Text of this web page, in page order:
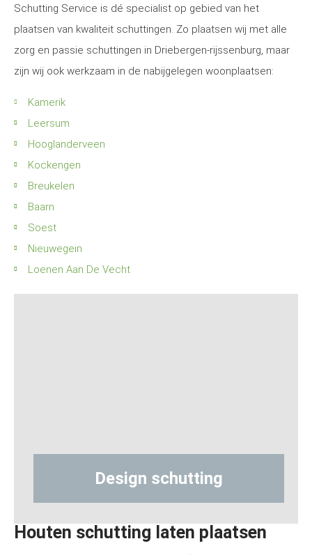
Schutting Service is dé specialist op gebied van het
plaatsen van kwaliteit schuttingen. Zo plaatsen wij met alle
zorg en passie schuttingen in Driebergen-rijssenburg, maar
zijn wij ook werkzaam in de nabijgelegen woonplaatsen:
Kamerik
Leersum
Hooglanderveen
Kockengen
Breukelen
Baarn
Soest
Nieuwegein
Loenen Aan De Vecht
schutting
Houten schutting laten plaatsen